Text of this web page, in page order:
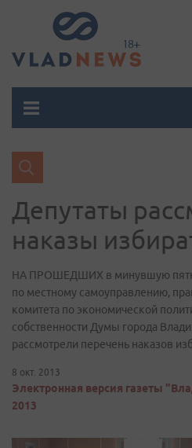
Депутаты
наказы
НА ПРОШЕДШИХ в минувшую
по местному самоуправлению,
комитета по экономической
собственности Думы города
рассмотрели перечень наказов
8 окт. 2013
Электронная версия газеты
2013